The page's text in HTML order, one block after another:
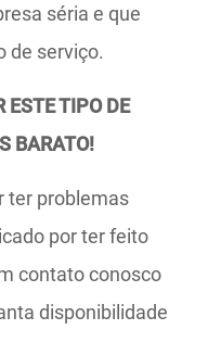
séria e que
de serviço.
TIPO DE
BARATO!
ter problemas
por ter feito
contato conosco
disponibilidade